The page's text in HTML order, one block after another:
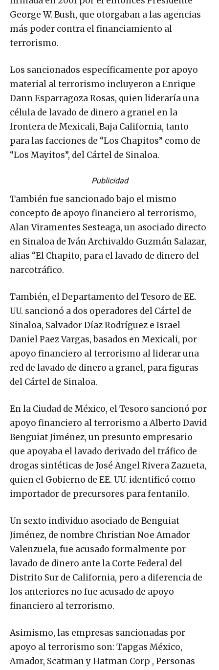
George W. Bush, que otorgaban a las agencias
más poder contra el financiamiento al
terrorismo.
Los sancionados específicamente por apoyo
material al terrorismo incluyeron a Enrique
Dann Esparragoza Rosas, quien lideraría una
célula de lavado de dinero a granel en la
frontera de Mexicali, Baja California, tanto
para las facciones de “Los Chapitos” como de
“Los Mayitos”, del Cártel de Sinaloa.
Publicidad
También fue sancionado bajo el mismo
concepto de apoyo financiero al terrorismo,
Alan Viramentes Sesteaga, un asociado directo
en Sinaloa de Iván Archivaldo Guzmán Salazar,
alias “El Chapito, para el lavado de dinero del
narcotráfico.
También, el Departamento del Tesoro de EE.
UU. sancionó a dos operadores del Cártel de
Sinaloa, Salvador Díaz Rodríguez e Israel
Daniel Paez Vargas, basados en Mexicali, por
apoyo financiero al terrorismo al liderar una
red de lavado de dinero a granel, para figuras
del Cártel de Sinaloa.
En la Ciudad de México, el Tesoro sancionó por
apoyo financiero al terrorismo a Alberto David
Benguiat Jiménez, un presunto empresario
que apoyaba el lavado derivado del tráfico de
drogas sintéticas de José Angel Rivera Zazueta,
quien el Gobierno de EE. UU. identificó como
importador de precursores para fentanilo.
Un sexto individuo asociado de Benguiat
Jiménez, de nombre Christian Noe Amador
Valenzuela, fue acusado formalmente por
lavado de dinero ante la Corte Federal del
Distrito Sur de California, pero a diferencia de
los anteriores no fue acusado de apoyo
financiero al terrorismo.
Asimismo, las empresas sancionadas por
apoyo al terrorismo son: Tapgas México,
Amador, Scatman y Hatman Corp , Personas